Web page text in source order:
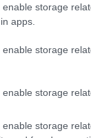
storage
apps.
storage
storage
storage